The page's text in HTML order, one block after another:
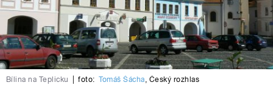
Bílina na Teplicku foto: Tomáš Šácha, Český rozhlas